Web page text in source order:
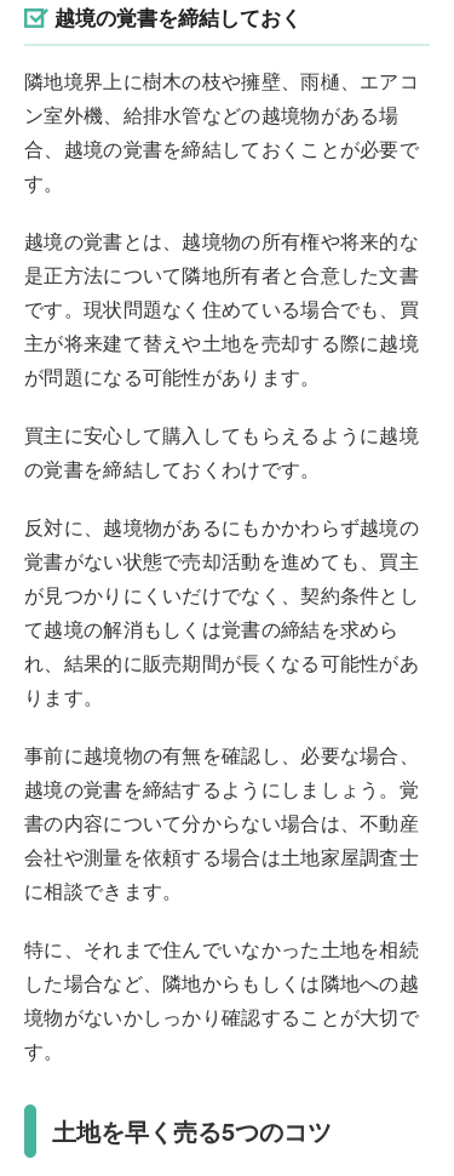
越境の覚書を締結しておく
隣地境界上に樹木の枝や擁壁、雨樋、エアコ
ン室外機、給排水管などの越境物がある場
合、越境の覚書を締結しておくことが必要で
す。
越境の覚書とは、越境物の所有権や将来的な
是正方法について隣地所有者と合意した文書
です。現状問題なく住めている場合でも、買
主が将来建て替えや土地を売却する際に越境
が問題になる可能性があります。
買主に安心して購入してもらえるように越境
の覚書を締結しておくわけです。
反対に、越境物があるにもかかわらず越境の
覚書がない状態で売却活動を進めても、買主
が見つかりにくいだけでなく、契約条件とし
て越境の解消もしくは覚書の締結を求めら
れ、結果的に販売期間が長くなる可能性があ
ります。
事前に越境物の有無を確認し、必要な場合、
越境の覚書を締結するようにしましょう。覚
書の内容について分からない場合は、不動産
会社や測量を依頼する場合は土地家屋調査士
に相談できます。
特に、それまで住んでいなかった土地を相続
した場合など、隣地からもしくは隣地への越
境物がないかしっかり確認することが大切で
す。
土地を早く売る5つのコツ